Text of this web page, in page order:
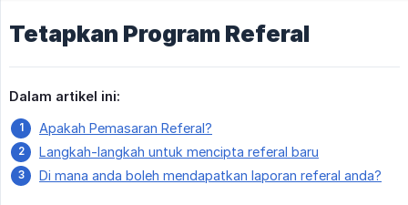
Tetapkan Program Referal
Dalam artikel ini:
Apakah Pemasaran Referal?
Langkah-langkah untuk mencipta referal baru
Di mana anda boleh mendapatkan laporan referal anda?